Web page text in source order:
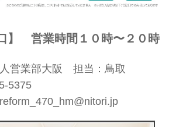
】 営業時間１０時〜２０時
人営業部大阪 担当：鳥取
5375